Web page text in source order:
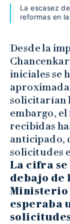
La escasez
reformas en
Desde la
iniciales se
solicitarían
embargo,
recibidas
anticipado,
solicitudes
La cifra
debajo de
Ministerio
esperaba